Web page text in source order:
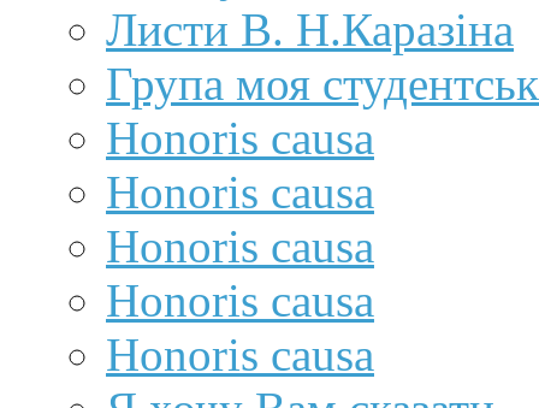
Листи В. Н.Каразіна
Група моя
Honoris causa
Honoris causa
Нonoris causa
Honoris causa
Honoris causa